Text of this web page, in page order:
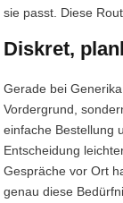
sie passt. Diese
Diskret,
Gerade bei
Vordergrund,
einfache Bestellung
Entscheidung
Gespräche vor Ort
genau diese